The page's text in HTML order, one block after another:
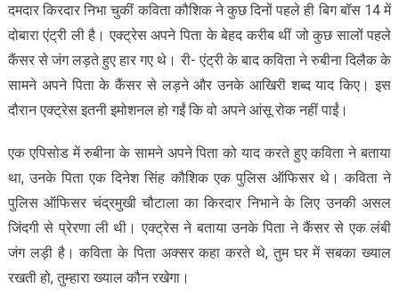
दमदार किरदार निभा चुकीं कविता कौशिक ने कुछ दिनों पहले ही बिग बॉस 14 में
दोबारा एंट्री ली है। एक्ट्रेस अपने पिता के बेहद करीब थीं जो कुछ सालों पहले
कैंसर से जंग लड़ते हुए हार गए थे। री- एंट्री के बाद कविता ने रुबीना दिलैक के
सामने अपने पिता के कैंसर से लड़ने और उनके आखिरी शब्द याद किए। इस
दौरान एक्ट्रेस इतनी इमोशनल हो गईं कि वो अपने आंसू रोक नहीं पाईं।
एक एपिसोड में रुबीना के सामने अपने पिता को याद करते हुए कविता ने बताया
था, उनके पिता एक दिनेश सिंह कौशिक एक पुलिस ऑफिसर थे। कविता ने
पुलिस ऑफिसर चंद्रमुखी चौटाला का किरदार निभाने के लिए उनकी असल
जिंदगी से प्रेरणा ली थी। एक्ट्रेस ने बताया उनके पिता ने कैंसर से एक लंबी
जंग लड़ी है। कविता के पिता अक्सर कहा करते थे, तुम घर में सबका ख्याल
रखती हो, तुम्हारा ख्याल कौन रखेगा।